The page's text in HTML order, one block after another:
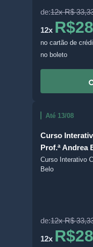
de:12x R$
12x
no cartão de
no boleto
Até 13/08
Curso
Prof.ª Andrea
Curso Interativo
Belo
de:12x R$
12x